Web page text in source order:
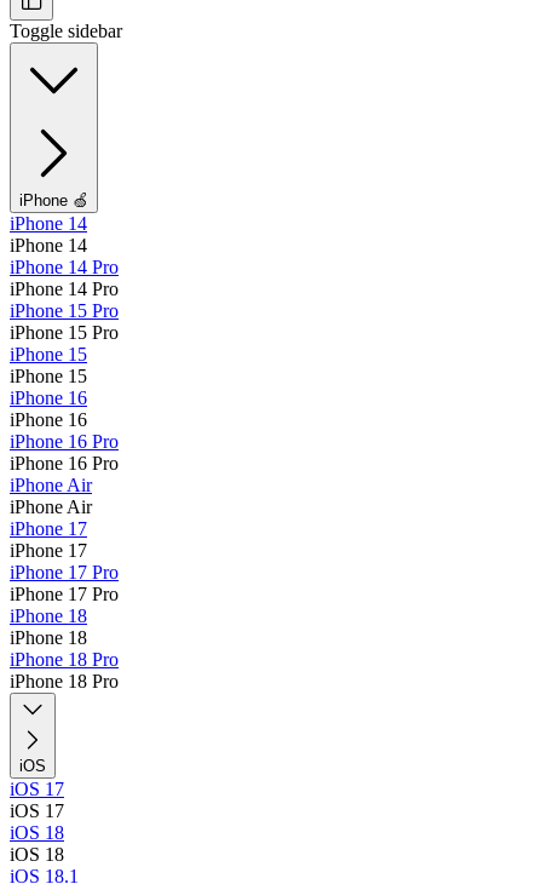
Toggle sidebar
iPhone 🍏
iPhone 14
iPhone 14
iPhone 14 Pro
iPhone 14 Pro
iPhone 15 Pro
iPhone 15 Pro
iPhone 15
iPhone 15
iPhone 16
iPhone 16
iPhone 16 Pro
iPhone 16 Pro
iPhone Air
iPhone Air
iPhone 17
iPhone 17
iPhone 17 Pro
iPhone 17 Pro
iPhone 18
iPhone 18
iPhone 18 Pro
iPhone 18 Pro
iOS
iOS 17
iOS 17
iOS 18
iOS 18
iOS 18.1